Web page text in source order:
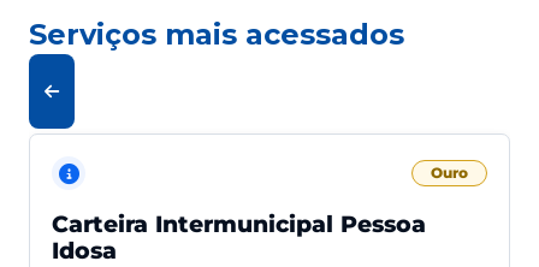
Serviços mais acessados
Ouro
Carteira Intermunicipal Pessoa
Idosa